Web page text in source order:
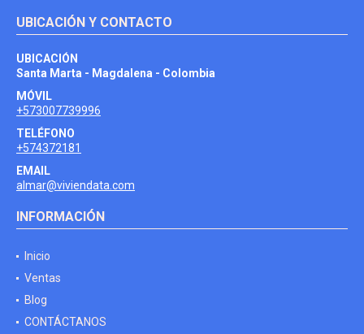
UBICACIÓN Y CONTACTO
UBICACIÓN
Santa Marta - Magdalena - Colombia
MÓVIL
+573007739996
TELÉFONO
+574372181
EMAIL
almar@viviendata.com
INFORMACIÓN
Inicio
Ventas
Blog
CONTÁCTANOS